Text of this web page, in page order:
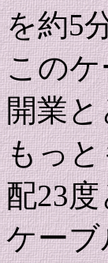
を約5
このケ
開業
もっ
配23
ケーブ